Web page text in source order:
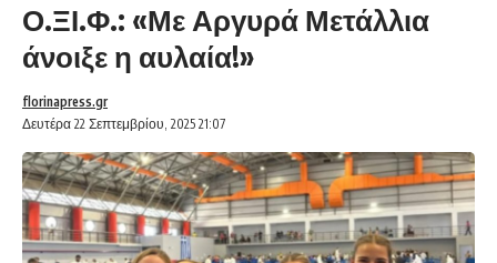
Ο.ΞΙ.Φ.: «Με Αργυρά Μετάλλια
άνοιξε η αυλαία!»
Δευτέρα 22 Σεπτεμβρίου, 2025 21:07
florinapress.gr